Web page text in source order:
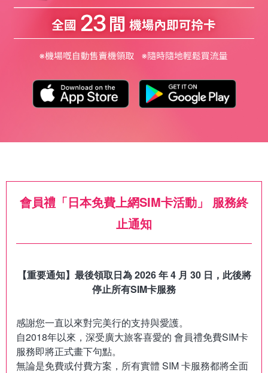
會員禮「日本免費上網SIM卡活動」 服務終
止通知
【重要通知】最後領取日為 2026 年 4 月 30 日，此後將
感謝您一直以來對完美行的支持與愛護。
自2018年以來，深受廣大旅客喜愛的 會員禮免費SIM卡
服務即將正式畫下句點。
無論是免費或付費方案，所有實體 SIM 卡服務都將全面